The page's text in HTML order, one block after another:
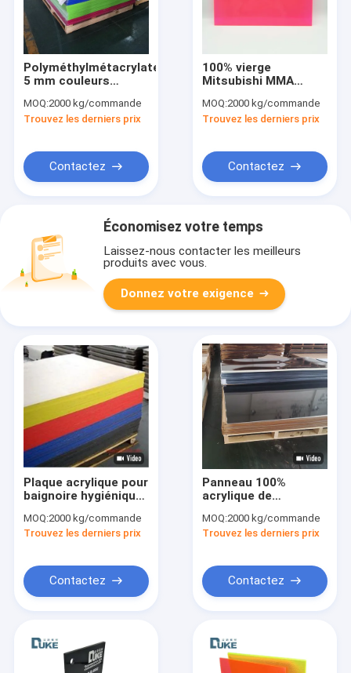
Polyméthylmétacrylate
5 mm couleurs
acrylique pour
baignoire
MOQ:2000 kg/commande
Trouvez les derniers prix
Contactez
100% vierge
Mitsubishi MMA
Nuit feuille acrylique
1,2 g/Cm3
MOQ:2000 kg/commande
Trouvez les derniers prix
Contactez
Économisez votre temps
Laissez-nous contacter les meilleurs
produits avec vous.
Donnez votre exigence
Plaque acrylique pour
baignoire hygiénique
acrylique coulée
PMMA 2MM 8MM
MOQ:2000 kg/commande
Trouvez les derniers prix
Contactez
Panneau 100%
acrylique de
Amal de Mitsubishi
de Vierge acrylique
de fonte
MOQ:2000 kg/commande
Trouvez les derniers prix
Contactez